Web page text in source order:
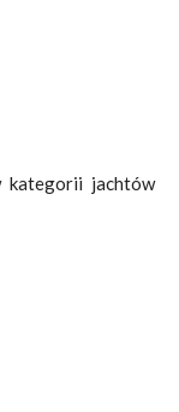
kategorii jachtów